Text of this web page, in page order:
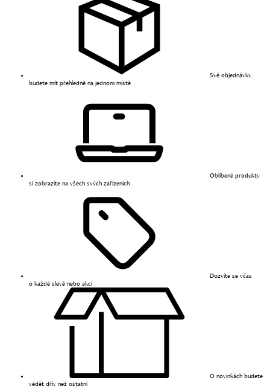
Své objednávky
budete mít přehledně na jednom místě
Oblíbené produkty
si zobrazíte na všech svých zařízeních
Dozvíte se včas
o každé slevě nebo akci
O novinkách budete
vědět dřív než ostatní